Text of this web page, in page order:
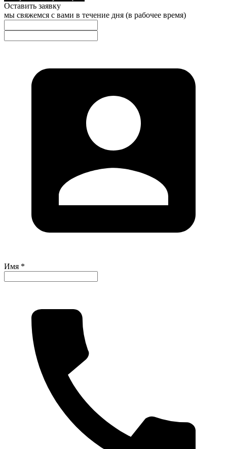
Оставить заявку
мы свяжемся с вами в течение дня (в рабочее время)
Имя *